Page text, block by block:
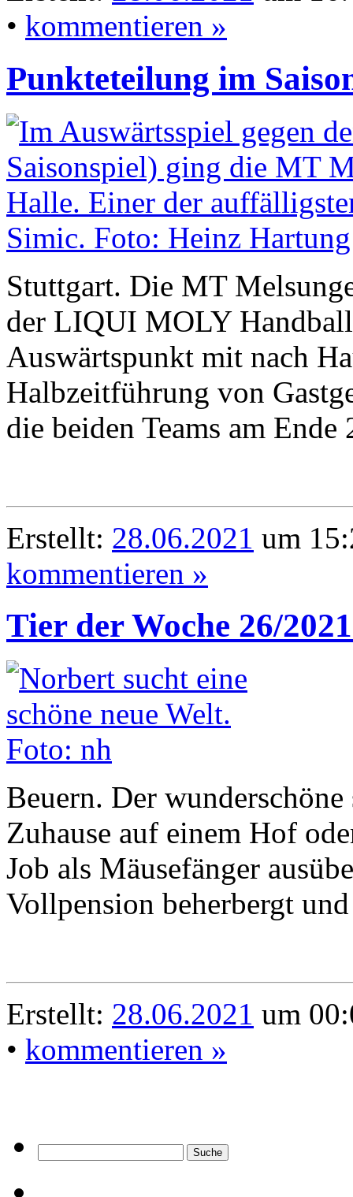
• kommentieren »
Punkteteilung im
Stuttgart. Die MT
der LIQUI MOLY
Auswärtspunkt mit nach
Halbzeitführung von
die beiden Teams am
Erstellt: 28.06.2021 um
kommentieren »
Tier der Woche 26/
Beuern. Der
Zuhause auf einem Hof
Job als Mäusefänger
Vollpension beherbergt
Erstellt: 28.06.2021 um
• kommentieren »